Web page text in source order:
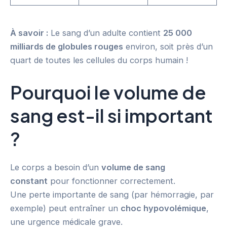
À savoir : Le sang d’un adulte contient 25 000
milliards de globules rouges environ, soit près d’un
quart de toutes les cellules du corps humain !
Pourquoi le volume de
sang est-il si important
?
Le corps a besoin d’un volume de sang
constant pour fonctionner correctement.
Une perte importante de sang (par hémorragie, par
exemple) peut entraîner un choc hypovolémique,
une urgence médicale grave.